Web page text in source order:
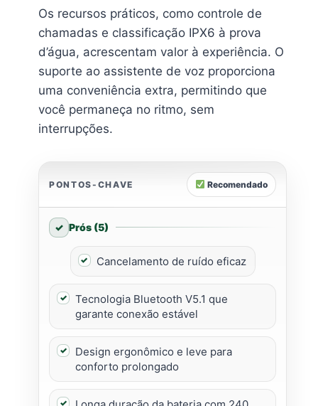
Os recursos práticos, como controle de
chamadas e classificação IPX6 à prova
d’água, acrescentam valor à experiência. O
suporte ao assistente de voz proporciona
uma conveniência extra, permitindo que
você permaneça no ritmo, sem
interrupções.
PONTOS-CHAVE Recomendado
Prós (5)
Cancelamento de ruído eficaz
Tecnologia Bluetooth V5.1 que
garante conexão estável
Design ergonômico e leve para
conforto prolongado